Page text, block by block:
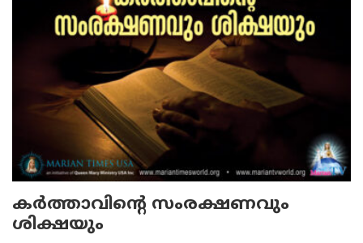
കർത്താവിന്റെ സംരക്ഷണവും
ശിക്ഷയും